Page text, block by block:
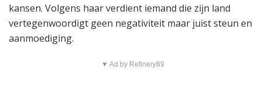
kansen. Volgens haar verdient iemand die zijn land
vertegenwoordigt geen negativiteit maar juist steun en
aanmoediging.
▼ Ad by Refinery89